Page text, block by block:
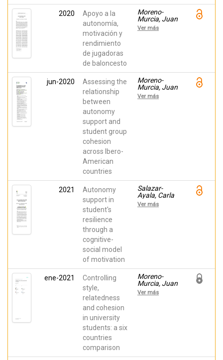
2020
Apoyo a la
autonomía,
motivación y
rendimiento
de jugadoras
de baloncesto
Moreno-
Murcia, Juan
Antonio;
Pérez-
Hernández,
Elisa
Ver más
jun-2020
Assessing the
relationship
between
autonomy
support and
student group
cohesion
across Ibero-
American
countries
Moreno-
Murcia, Juan
Antonio;
Huéscar
Vergara-
Torres,
Argenis;
Tristan, José;
Rentería,
Iván; Vargas-
Vitoria,
Rodrigo;
Almonacid-
Ver más
2021
Autonomy
support in
student's
resilience
through a
cognitive-
social model
of motivation
Salazar-
Ayala, Carla
Mariela;
Gastélum-
Ver más
ene-2021
Controlling
style,
relatedness
and cohesion
in university
students: a six
countries
comparison
Moreno-
Murcia, Juan
Antonio;
Huéscar
Ver más